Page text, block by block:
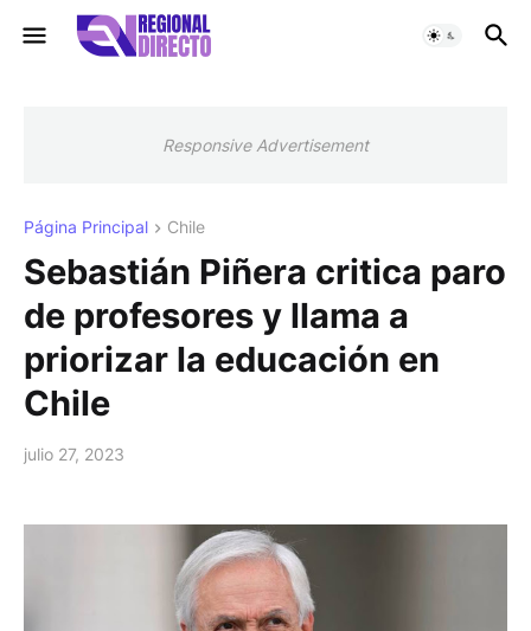
Responsive Advertisement
Página Principal Chile
Sebastián Piñera critica paro
de profesores y llama a
priorizar la educación en
Chile
julio 27, 2023